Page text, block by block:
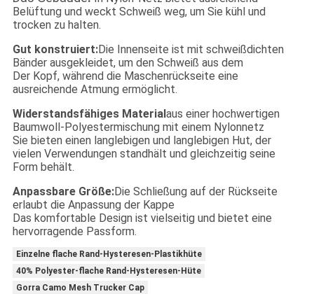
Belüftung und weckt Schweiß weg, um Sie kühl und
trocken zu halten.
Gut konstruiert:Die Innenseite ist mit schweißdichten
Bänder ausgekleidet, um den Schweiß aus dem
Der Kopf, während die Maschenrückseite eine
ausreichende Atmung ermöglicht.
Widerstandsfähiges Material aus einer hochwertigen
Baumwoll-Polyestermischung mit einem Nylonnetz
Sie bieten einen langlebigen und langlebigen Hut, der
vielen Verwendungen standhält und gleichzeitig seine
Form behält.
Anpassbare Größe:Die Schließung auf der Rückseite
erlaubt die Anpassung der Kappe
Das komfortable Design ist vielseitig und bietet eine
hervorragende Passform.
Einzelne flache Rand-Hysteresen-Plastikhüte
40% Polyester-flache Rand-Hysteresen-Hüte
Gorra Camo Mesh Trucker Cap